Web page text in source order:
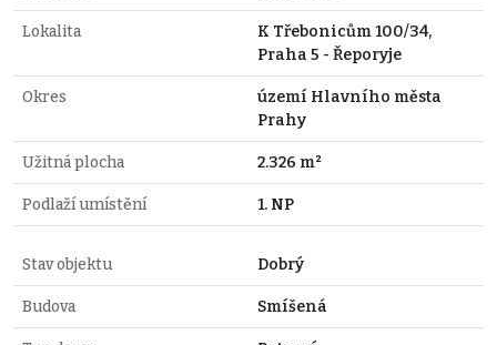
Lokalita
K Třebonicům 100/34,
Praha 5 - Řeporyje
Okres
území Hlavního města
Prahy
Užitná plocha 2.326 m²
Podlaží umístění 1. NP
Stav objektu Dobrý
Budova Smíšená